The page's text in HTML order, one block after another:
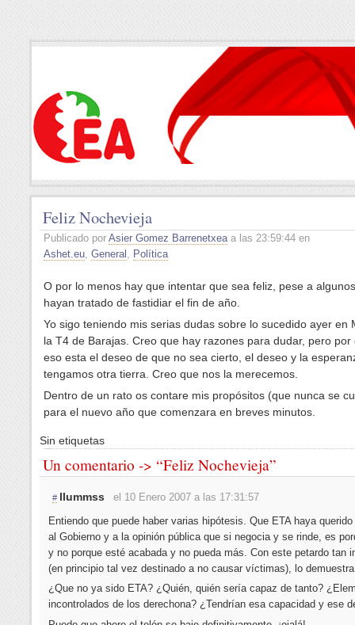
Feliz Nochevieja
Publicado por Asier Gomez Barrenetxeaa las 23:59:44 en
Ashet.eu, General , Política
O por lo menos hay que intentar que sea feliz, pese a
hayan tratado de fastidiar el fin de año.
Yo sigo teniendo mis serias dudas sobre lo sucedido ayer en
la T4 de Barajas. Creo que hay razones para dudar, pero por
eso esta el deseo de que no sea cierto, el deseo y la
tengamos otra tierra. Creo que nos la merecemos.
Dentro de un rato os contare mis propósitos (que nunca se
para el nuevo año que comenzara en breves minutos.
Sin etiquetas
Un comentario -> “Feliz Nochevieja”
# llummss
el 10 Enero 2007 a las 17:31:57
Entiendo que puede haber varias hipótesis. Que ETA haya
al Gobierno y a la opinión pública que si negocia y se rinde, es
y no porque esté acabada y no pueda más. Con este petardo tan
(en principio tal vez destinado a no causar víctimas), lo
¿Que no ya sido ETA? ¿Quién, quién sería capaz de tanto?
incontrolados de los derechona? ¿Tendrían esa capacidad y ese